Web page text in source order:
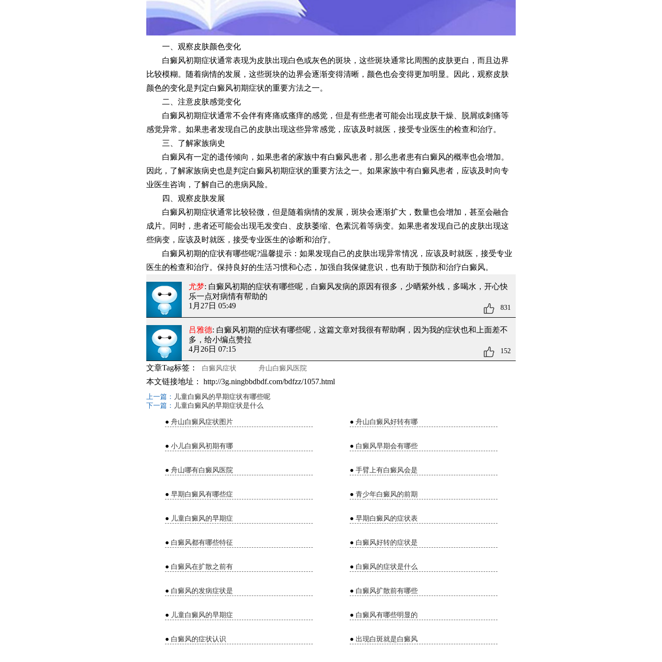
一、观察皮肤颜色变化
白癜风初期症状通常表现为皮肤出现白色或灰色的斑块，这些斑块通常比周围的皮肤更白，而且边界
比较模糊。随着病情的发展，这些斑块的边界会逐渐变得清晰，颜色也会变得更加明显。因此，观察皮肤
颜色的变化是判定白癜风初期症状的重要方法之一。
二、注意皮肤感觉变化
白癜风初期症状通常不会伴有疼痛或瘙痒的感觉，但是有些患者可能会出现皮肤干燥、脱屑或刺痛等
感觉异常。如果患者发现自己的皮肤出现这些异常感觉，应该及时就医，接受专业医生的检查和治疗。
三、了解家族病史
白癜风有一定的遗传倾向，如果患者的家族中有白癜风患者，那么患者患有白癜风的概率也会增加。
因此，了解家族病史也是判定白癜风初期症状的重要方法之一。如果家族中有白癜风患者，应该及时向专
业医生咨询，了解自己的患病风险。
四、观察皮肤发展
白癜风初期症状通常比较轻微，但是随着病情的发展，斑块会逐渐扩大，数量也会增加，甚至会融合
成片。同时，患者还可能会出现毛发变白、皮肤萎缩、色素沉着等病变。如果患者发现自己的皮肤出现这
些病变，应该及时就医，接受专业医生的诊断和治疗。
白癜风初期的症状有哪些呢?温馨提示：如果发现自己的皮肤出现异常情况，应该及时就医，接受专业
医生的检查和治疗。保持良好的生活习惯和心态，加强自我保健意识，也有助于预防和治疗白癜风。
尤梦: 白癜风初期的症状有哪些呢 ，白癜风发病的原因有很多，少晒紫外线，多喝水，开心快
乐一点对病情有帮助的
1月27日 05:49
831
吕雅德: 白癜风初期的症状有哪些呢 ，这篇文章对我很有帮助啊，因为我的症状也和上面差不
多，给小编点赞拉
4月26日 07:15
152
文章Tag标签： 白癜风症状 舟山白癜风医院
本文链接地址： http://3g.ningbbdbdf.com/bdfzz/1057.html
上一篇： 儿童白癜风的早期症状有哪些呢
下一篇： 儿童白癜风的早期症状是什么
● 舟山白癜风症状图片 ● 舟山白癜风好转有哪
● 小儿白癜风初期有哪 ● 白癜风早期会有哪些
● 舟山哪有白癜风医院 ● 手臂上有白癜风会是
● 早期白癜风有哪些症 ● 青少年白癜风的前期
● 儿童白癜风的早期症 ● 早期白癜风的症状表
● 白癜风都有哪些特征 ● 白癜风好转的症状是
● 白癜风在扩散之前有 ● 白癜风的症状是什么
● 白癜风的发病症状是 ● 白癜风扩散前有哪些
● 儿童白癜风的早期症 ● 白癜风有哪些明显的
● 白癜风的症状认识 ● 出现白斑就是白癜风